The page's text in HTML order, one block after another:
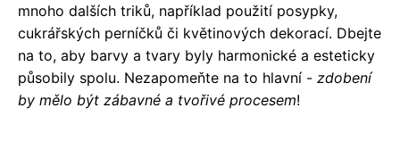
mnoho dalších triků, například použití posypky,
cukrářských perníčků či květinových dekorací. Dbejte
na to, aby barvy a tvary byly harmonické a esteticky
působily spolu. Nezapomeňte na to hlavní - zdobení
by mělo být zábavné a tvořivé procesem!